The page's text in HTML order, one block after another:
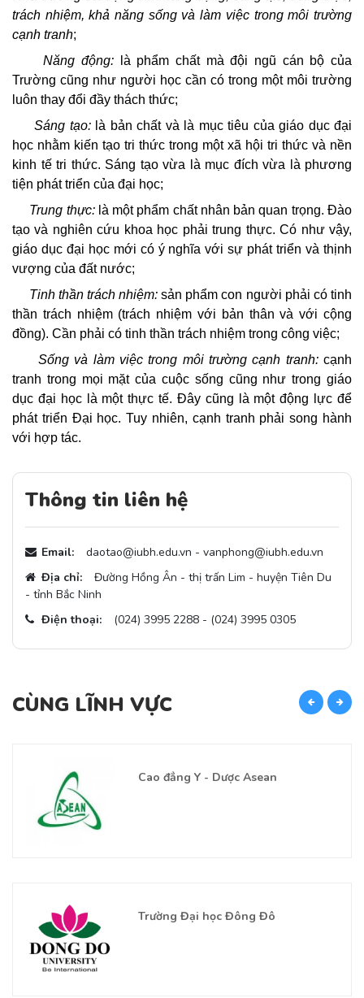
trách nhiệm, khả năng sống và làm việc trong môi trường
cạnh tranh;
Năng động: là phẩm chất mà đội ngũ cán bộ của
Trường cũng như người học cần có trong một môi trường
luôn thay đổi đầy thách thức;
Sáng tạo:là bản chất và là mục tiêu của giáo dục đại
học nhằm kiến tạo tri thức trong một xã hội tri thức và nền
kinh tế tri thức. Sáng tạo vừa là mục đích vừa là phương
tiện phát triển của đại học;
Trung thực:là một phẩm chất nhân bản quan trọng. Đào
tạo và nghiên cứu khoa học phải trung thực. Có như vậy,
giáo dục đại học mới có ý nghĩa với sự phát triển và thịnh
vượng của đất nước;
Tinh thần trách nhiệm: sản phẩm con người phải có tinh
thần trách nhiệm (trách nhiệm với bản thân và với cộng
đồng). Cần phải có tinh thần trách nhiệm trong công việc;
Sống và làm việc trong môi trường cạnh tranh:cạnh
tranh trong mọi mặt của cuộc sống cũng như trong giáo
dục đại học là một thực tế. Đây cũng là một động lực để
phát triển Đại học. Tuy nhiên, cạnh tranh phải song hành
với hợp tác.
Thông tin liên hệ
Email:
daotao@iubh.edu.vn - vanphong@iubh.edu.vn
Địa chỉ:
Đường Hồng Ân - thị trấn Lim - huyện Tiên Du
- tỉnh Bắc Ninh
Điện thoại:
(024) 3995 2288 - (024) 3995 0305
CÙNG LĨNH VỰC
Cao đẳng Y - Dược Asean
Trường Đại học Đông Đô